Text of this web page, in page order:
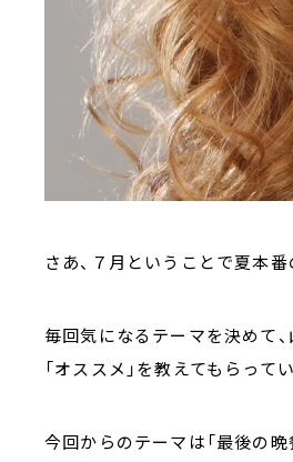
さあ、７月ということで夏本
毎回気になるテーマを決めて
「オススメ」を教えてもらって
今回からのテーマは「最後の晩